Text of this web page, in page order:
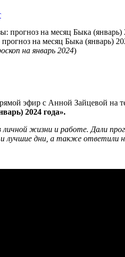
на месяц Быка (январь)
на январь 2024)
эфир с Анной Зайцевой на
2024 года».
личной жизни и работе. Дали
и лучшие дни, а также ответили